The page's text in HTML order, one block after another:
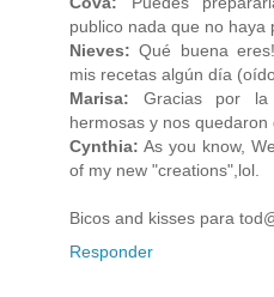
publico nada que no haya
Nieves: Qué buena
mis recetas algún día
Marisa: Gracias por la
hermosas y nos quedaron
Cynthia: As you know,
of my new "creations",lol.
Bicos and kisses para
Responder